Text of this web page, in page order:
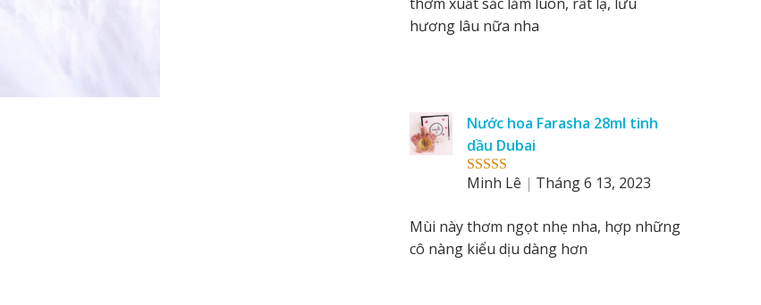
hương lâu nữa nha
Rated 5out
Nước hoa Farasha 28ml tinh
dầu Dubai
Minh Lê
Tháng 6 13, 2023
Mùi này thơm ngọt nhẹ nha, hợp những
cô nàng kiểu dịu dàng hơn